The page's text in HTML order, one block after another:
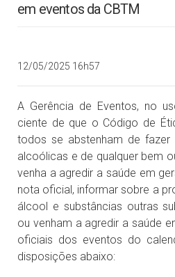
em eventos da CBTM
12/05/2025 16h57
A Gerência de Eventos, no
ciente de que o Código de
todos se abstenham de
alcoólicas e de qualquer bem
venha a agredir a saúde em
nota oficial, informar sobre a
álcool e substâncias outras
ou venham a agredir a saúde
oficiais dos eventos do
disposições abaixo: